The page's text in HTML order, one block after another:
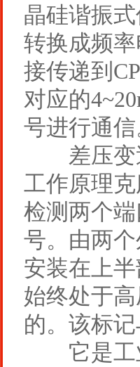
晶硅谐振
转换成频
接传递到
对应的
号进行通
差压变送
工作原理
检测两个
号。由两
安装在上
始终处于
的。该标
它是工业